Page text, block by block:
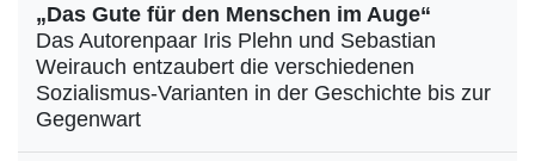
„Das Gute für den Menschen im Auge“
Das Autorenpaar Iris Plehn und Sebastian
Weirauch entzaubert die verschiedenen
Sozialismus-Varianten in der Geschichte bis zur
Gegenwart